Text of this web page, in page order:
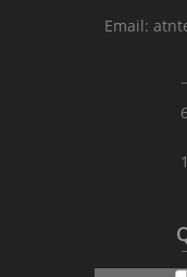
Email: